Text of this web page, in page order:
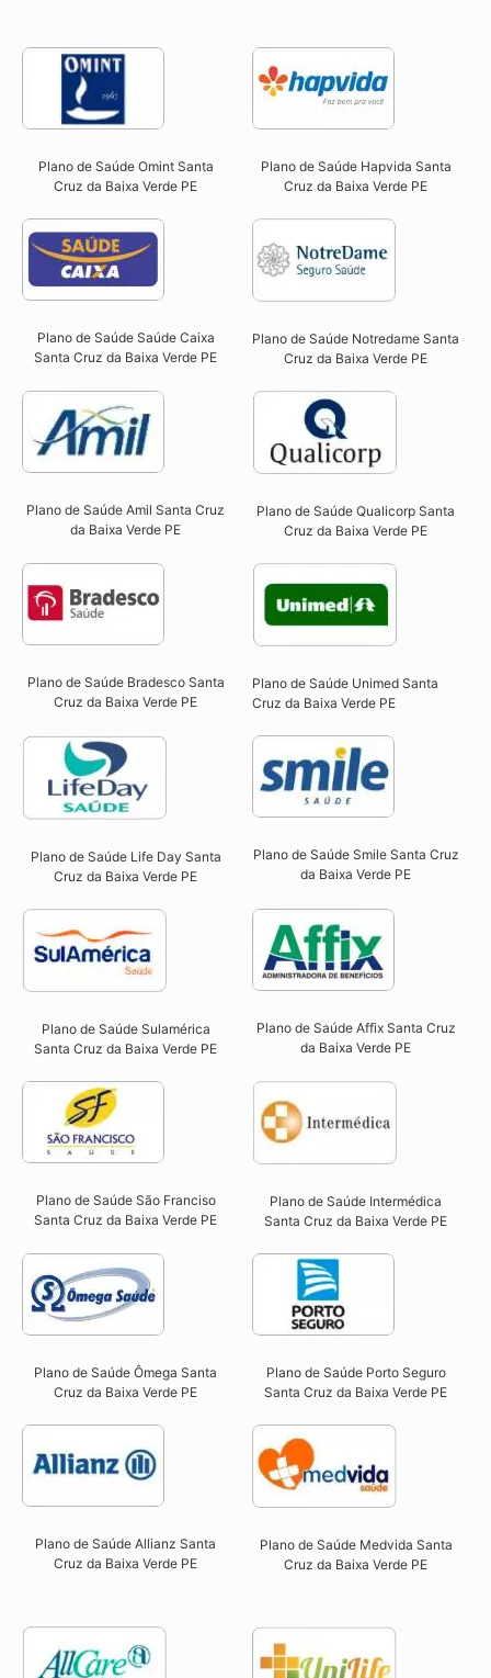
Plano de Saúde Omint Santa
Cruz da Baixa Verde PE​
Plano de Saúde Hapvida Santa
Cruz da Baixa Verde PE​
Plano de Saúde Saúde Caixa
Santa Cruz da Baixa Verde PE​
Plano de Saúde Notredame Santa
Cruz da Baixa Verde PE​
Plano de Saúde Amil Santa Cruz
da Baixa Verde PE
Plano de Saúde Qualicorp Santa
Cruz da Baixa Verde PE​
Plano de Saúde Bradesco Santa
Cruz da Baixa Verde PE
Plano de Saúde Unimed Santa
Cruz da Baixa Verde PE
Plano de Saúde Life Day Santa
Cruz da Baixa Verde PE
Plano de Saúde Smile Santa Cruz
da Baixa Verde PE​
Plano de Saúde Sulamérica
Santa Cruz da Baixa Verde PE
Plano de Saúde Affix Santa Cruz
da Baixa Verde PE​
Plano de Saúde São Franciso
Santa Cruz da Baixa Verde PE​
Plano de Saúde Intermédica
Santa Cruz da Baixa Verde PE​
Plano de Saúde Ômega Santa
Cruz da Baixa Verde PE​
Plano de Saúde Porto Seguro
Santa Cruz da Baixa Verde PE​
Plano de Saúde Allianz Santa
Cruz da Baixa Verde PE​
Plano de Saúde Medvida Santa
Cruz da Baixa Verde PE